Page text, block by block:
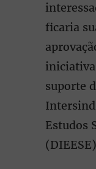
ficaria
suporte
Estudos